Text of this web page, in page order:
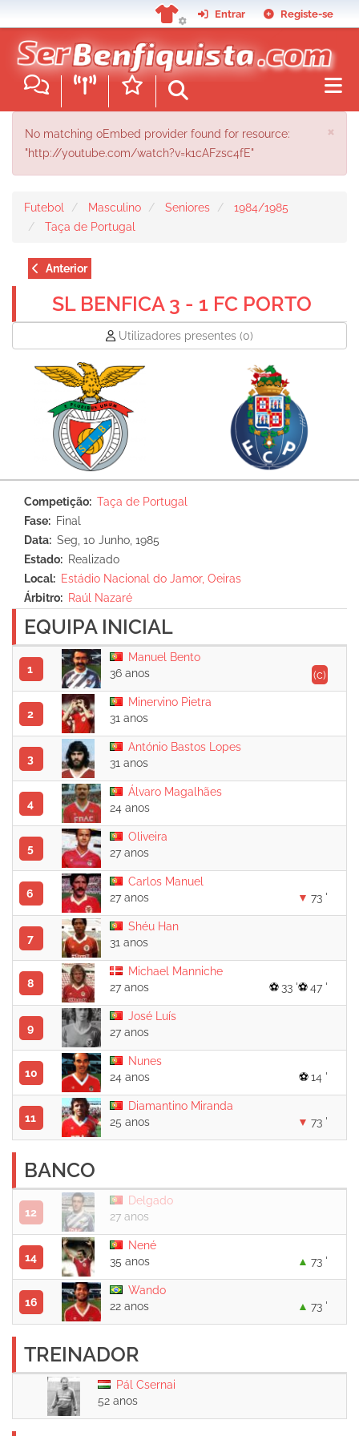
para
conteúdo
principal
Entrar Registe-se
×
MENSAGEM DE ERRO
No matching oEmbed provider found for resource:
"http://youtube.com/watch?v=k1cAFzsc4fE"
Futebol Masculino Seniores
1984/1985
Taça de Portugal
Anterior
SL BENFICA 3 - 1 FC PORTO
Utilizadores presentes (0)
Competição
Taça de Portugal
Fase
Final
Data
Seg, 10 Junho, 1985
Estado
Realizado
Local
Estádio Nacional do Jamor, Oeiras
Árbitro
Raúl Nazaré
EQUIPA INICIAL
1
Manuel Bento
(c)
36 anos
2
Minervino Pietra
31 anos
3
António Bastos Lopes
31 anos
4
Álvaro Magalhães
24 anos
5
Oliveira
27 anos
6
Carlos Manuel
27 anos
73 '
7
Shéu Han
31 anos
8
Michael Manniche
27 anos
47 '
33 '
9
José Luís
27 anos
10
Nunes
24 anos
14 '
11
Diamantino Miranda
25 anos
73 '
BANCO
12
Delgado
27 anos
14
Nené
35 anos
73 '
16
Wando
22 anos
73 '
TREINADOR
Pál Csernai
52 anos